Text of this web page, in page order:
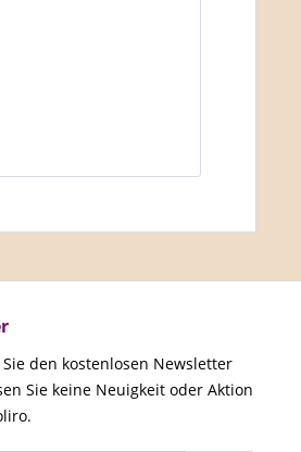
den kostenlosen Newsletter
Sie keine Neuigkeit oder Aktion